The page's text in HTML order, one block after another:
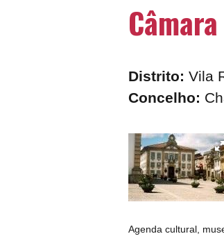
Distrito: Vila
Concelho:
Agenda cultural,